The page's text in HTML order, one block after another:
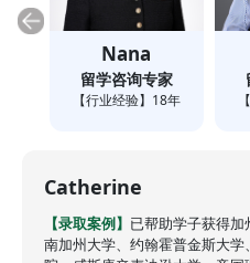
Nana
留学咨询专家
【行业经验】 18年
Catherine
【录取案例】 已帮助学子获得
南加州大学、约翰霍普金斯大